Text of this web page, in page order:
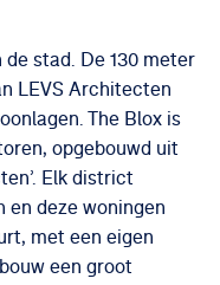
de stad. De 130 meter
LEVS Architecten
The Blox is
opgebouwd uit
Elk district
en deze woningen
met een eigen
een groot